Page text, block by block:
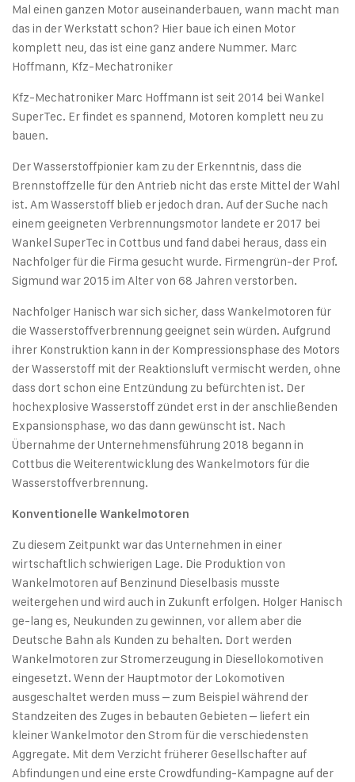
Mal einen ganzen Motor auseinanderbauen, wann macht man
das in der Werkstatt schon? Hier baue ich einen Motor
komplett neu, das ist eine ganz andere Nummer. Marc
Hoffmann, Kfz-Mechatroniker
Kfz-Mechatroniker Marc Hoffmann ist seit 2014 bei Wankel
SuperTec. Er findet es spannend, Motoren komplett neu zu
bauen.
Der Wasserstoffpionier kam zu der Erkenntnis, dass die
Brennstoffzelle für den Antrieb nicht das erste Mittel der Wahl
ist. Am Wasserstoff blieb er jedoch dran. Auf der Suche nach
einem geeigneten Verbrennungsmotor landete er 2017 bei
Wankel SuperTec in Cottbus und fand dabei heraus, dass ein
Nachfolger für die Firma gesucht wurde. Firmengrün-der Prof.
Sigmund war 2015 im Alter von 68 Jahren verstorben.
Nachfolger Hanisch war sich sicher, dass Wankelmotoren für
die Wasserstoffverbrennung geeignet sein würden. Aufgrund
ihrer Konstruktion kann in der Kompressionsphase des Motors
der Wasserstoff mit der Reaktionsluft vermischt werden, ohne
dass dort schon eine Entzündung zu befürchten ist. Der
hochexplosive Wasserstoff zündet erst in der anschließenden
Expansionsphase, wo das dann gewünscht ist. Nach
Übernahme der Unternehmensführung 2018 begann in
Cottbus die Weiterentwicklung des Wankelmotors für die
Wasserstoffverbrennung.
Konventionelle Wankelmotoren
Zu diesem Zeitpunkt war das Unternehmen in einer
wirtschaftlich schwierigen Lage. Die Produktion von
Wankelmotoren auf Benzinund Dieselbasis musste
weitergehen und wird auch in Zukunft erfolgen. Holger Hanisch
ge-lang es, Neukunden zu gewinnen, vor allem aber die
Deutsche Bahn als Kunden zu behalten. Dort werden
Wankelmotoren zur Stromerzeugung in Diesellokomotiven
eingesetzt. Wenn der Hauptmotor der Lokomotiven
ausgeschaltet werden muss – zum Beispiel während der
Standzeiten des Zuges in bebauten Gebieten – liefert ein
kleiner Wankelmotor den Strom für die verschiedensten
Aggregate. Mit dem Verzicht früherer Gesellschafter auf
Abfindungen und eine erste Crowdfunding-Kampagne auf der